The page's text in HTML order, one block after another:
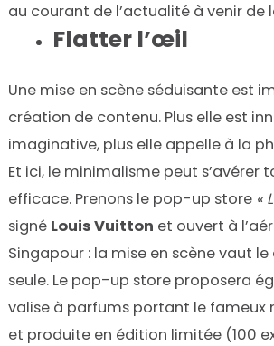
au courant de l’actualité à venir de
Flatter l’œil
Une mise en scène séduisante est
création de contenu. Plus elle est
imaginative, plus elle appelle à la
Et ici, le minimalisme peut s’avérer
efficace. Prenons le pop-up store «
signé Louis Vuitton et ouvert à
Singapour : la mise en scène vaut
seule. Le pop-up store proposera
valise à parfums portant le
et produite en édition limitée (100